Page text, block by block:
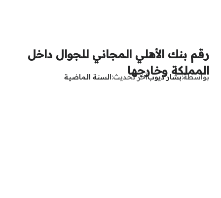
رقم بنك الأهلي المجاني للجوال داخل
المملكة وخارجها
بواسطةبشار ديوبآخر تحديث السنة الماضية